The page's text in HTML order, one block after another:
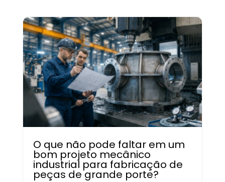
O que não pode faltar em um
bom projeto mecânico
industrial para fabricação de
peças de grande porte?